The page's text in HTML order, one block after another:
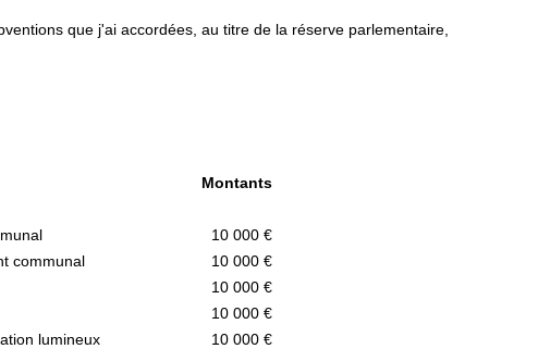
que j'ai accordées, au titre de la réserve parlementaire,
Montants
10 000 €
communal
10 000 €
10 000 €
10 000 €
lumineux
10 000 €